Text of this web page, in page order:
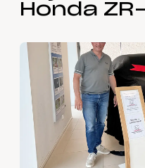
Webshop
Contact
Honda